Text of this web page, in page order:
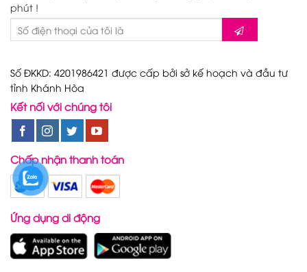
phút !
Số ĐKKD: 4201986421 được cấp bởi sở kế hoạch và đầu tư
tỉnh Khánh Hòa
Kết nối với chúng tôi
Chấp nhận thanh toán
Ứng dụng di động